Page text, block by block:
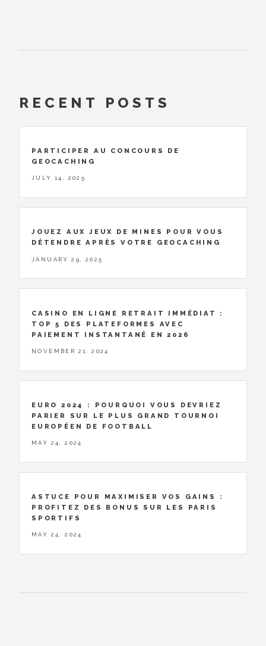
RECENT POSTS
PARTICIPER AU CONCOURS DE
GEOCACHING
JULY 14, 2025
JOUEZ AUX JEUX DE MINES POUR VOUS
DÉTENDRE APRÈS VOTRE GEOCACHING
JANUARY 29, 2025
CASINO EN LIGNE RETRAIT IMMÉDIAT :
TOP 5 DES PLATEFORMES AVEC
PAIEMENT INSTANTANÉ EN 2026
NOVEMBER 21, 2024
EURO 2024 : POURQUOI VOUS DEVRIEZ
PARIER SUR LE PLUS GRAND TOURNOI
EUROPÉEN DE FOOTBALL
MAY 24, 2024
ASTUCE POUR MAXIMISER VOS GAINS :
PROFITEZ DES BONUS SUR LES PARIS
SPORTIFS
MAY 24, 2024